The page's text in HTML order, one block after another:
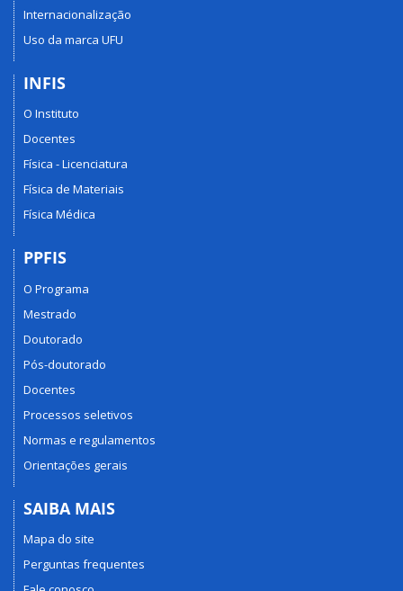
Internacionalização
Uso da marca UFU
INFIS
O Instituto
Docentes
Física - Licenciatura
Física de Materiais
Física Médica
PPFIS
O Programa
Mestrado
Doutorado
Pós-doutorado
Docentes
Processos seletivos
Normas e regulamentos
Orientações gerais
SAIBA MAIS
Mapa do site
Perguntas frequentes